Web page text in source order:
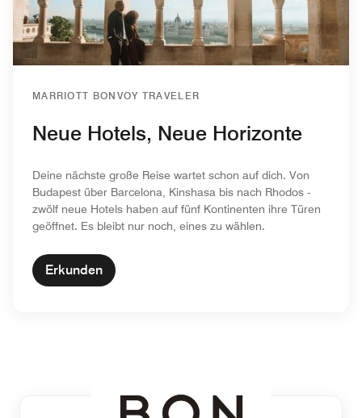
MARRIOTT BONVOY TRAVELER
Neue Hotels, Neue Horizonte
Deine nächste große Reise wartet schon auf dich. Von
Budapest über Barcelona, Kinshasa bis nach Rhodos -
zwölf neue Hotels haben auf fünf Kontinenten ihre Türen
geöffnet. Es bleibt nur noch, eines zu wählen.
Erkunden